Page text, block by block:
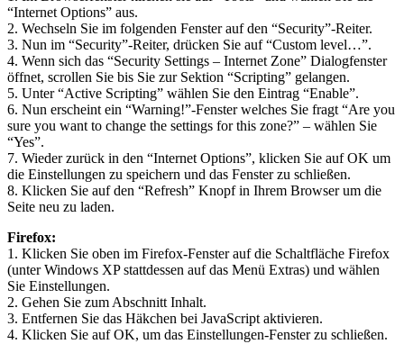
“Internet Options” aus.
2. Wechseln Sie im folgenden Fenster auf den “Security”-Reiter.
3. Nun im “Security”-Reiter, drücken Sie auf “Custom level…”.
4. Wenn sich das “Security Settings – Internet Zone” Dialogfenster
öffnet, scrollen Sie bis Sie zur Sektion “Scripting” gelangen.
5. Unter “Active Scripting” wählen Sie den Eintrag “Enable”.
6. Nun erscheint ein “Warning!”-Fenster welches Sie fragt “Are you
sure you want to change the settings for this zone?” – wählen Sie
“Yes”.
7. Wieder zurück in den “Internet Options”, klicken Sie auf OK um
die Einstellungen zu speichern und das Fenster zu schließen.
8. Klicken Sie auf den “Refresh” Knopf in Ihrem Browser um die
Seite neu zu laden.
Firefox:
1. Klicken Sie oben im Firefox-Fenster auf die Schaltfläche Firefox
(unter Windows XP stattdessen auf das Menü Extras) und wählen
Sie Einstellungen.
2. Gehen Sie zum Abschnitt Inhalt.
3. Entfernen Sie das Häkchen bei JavaScript aktivieren.
4. Klicken Sie auf OK, um das Einstellungen-Fenster zu schließen.